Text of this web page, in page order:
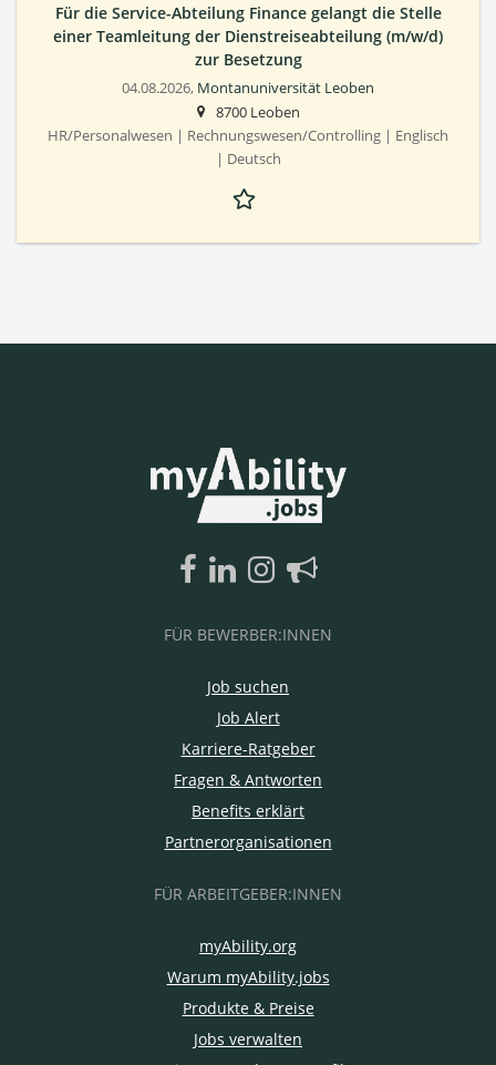
Für die Service-Abteilung Finance gelangt die Stelle
einer Teamleitung der Dienstreiseabteilung (m/w/d)
zur Besetzung
04.08.2026, Montanuniversität Leoben
8700 Leoben
HR/Personalwesen | Rechnungswesen/Controlling | Englisch
| Deutsch
FÜR BEWERBER:INNEN
Job suchen
Job Alert
Karriere-Ratgeber
Fragen & Antworten
Benefits erklärt
Partnerorganisationen
FÜR ARBEITGEBER:INNEN
myAbility.org
Warum myAbility.jobs
Produkte & Preise
Jobs verwalten